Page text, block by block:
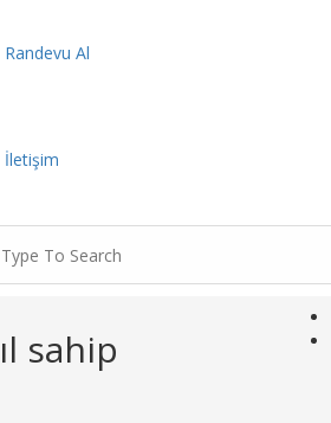
Randevu Al
İletişim
sahip